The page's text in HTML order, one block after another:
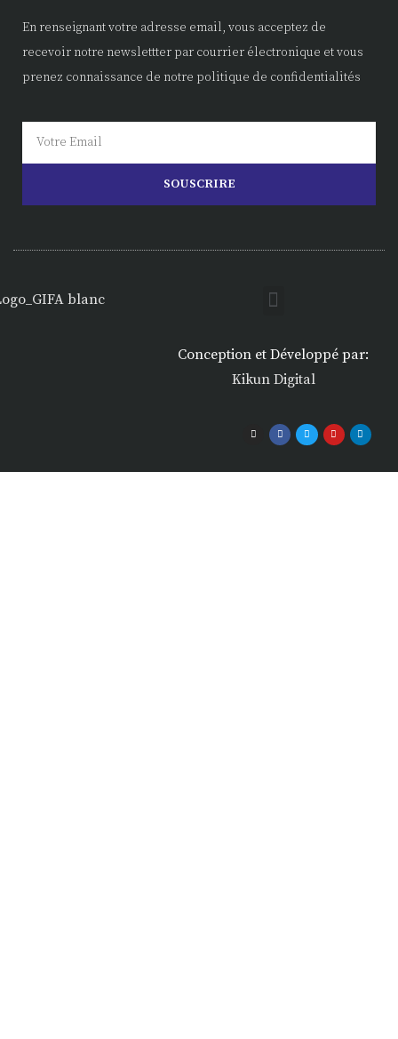
En renseignant votre adresse email, vous acceptez de
recevoir notre newslettter par courrier électronique et vous
prenez connaissance de notre politique de confidentialités
SOUSCRIRE
Conception et Développé par:
Kikun Digital